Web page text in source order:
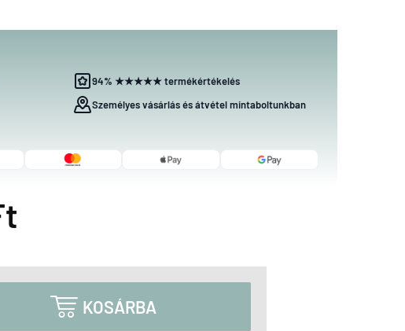
94% ★★★★★ termékértékelés
Személyes vásárlás és átvétel mintaboltunkban
 KOSÁRBA